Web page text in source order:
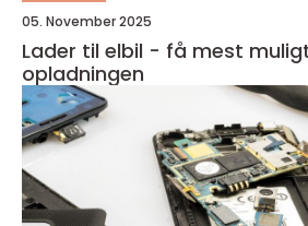
05. November 2025
Lader til elbil - få mest
opladningen